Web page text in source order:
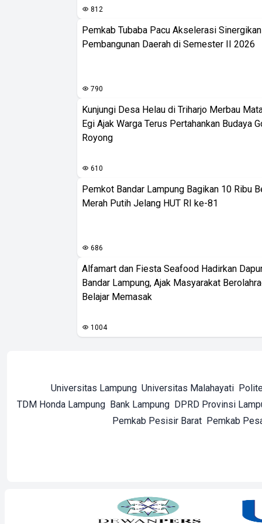
812
Pemkab Tubaba Pacu Akselerasi
Pembangunan Daerah di Semester II 2026
790
Kunjungi Desa Helau di Triharjo Merbau
Egi Ajak Warga Terus Pertahankan Budaya
Royong
610
Pemkot Bandar Lampung Bagikan 10 Ribu
Merah Putih Jelang HUT RI ke-81
686
Alfamart dan Fiesta Seafood Hadirkan
Bandar Lampung, Ajak Masyarakat
Belajar Memasak
1004
Universitas Lampung Universitas Malahayati
TDM Honda Lampung Bank Lampung DPRD Provinsi
Pemkab Pesisir Barat Pemkab